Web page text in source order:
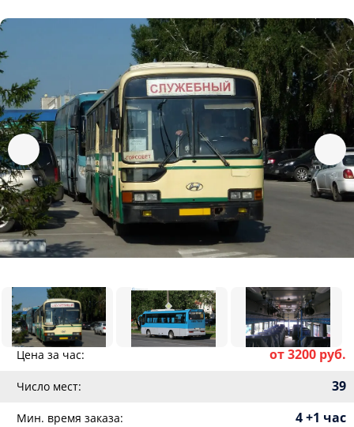
Цена за час: от 3200 руб.
Число мест: 39
Мин. время заказа: 4 +1 час